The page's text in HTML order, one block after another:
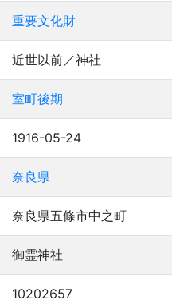
重要文化財
近世以前／神社
室町後期
1916-05-24
奈良県
奈良県五條市中之町
御霊神社
10202657